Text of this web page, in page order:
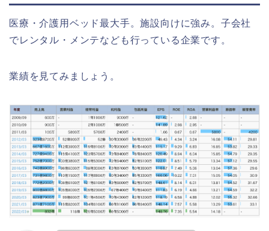
医療・介護用ベッド最大手。施設向けに強み。子会社
でレンタル・メンテなども行っている企業です。
業績を見てみましょう。